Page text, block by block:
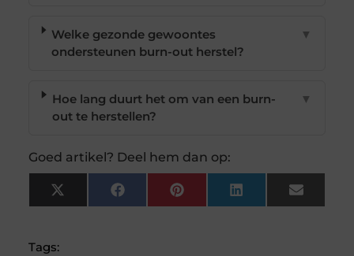
Welke gezonde gewoontes
ondersteunen burn-out herstel?
▼
Hoe lang duurt het om van een burn-
out te herstellen?
▼
Goed artikel? Deel hem dan op:
X
(Twitter)
FacebookPinterest LinkedIn Email
Tags: